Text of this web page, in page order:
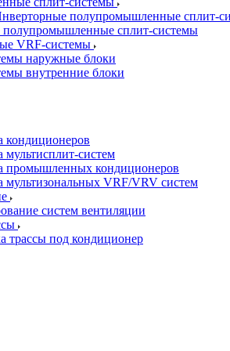
полупромышленные сплит-
сплит-системы
VRF-системы
наружные блоки
внутренние блоки
кондиционеров
мультисплит-систем
промышленных кондиционеров
мультизональных VRF/VRV систем
систем вентиляции
трассы под кондиционер